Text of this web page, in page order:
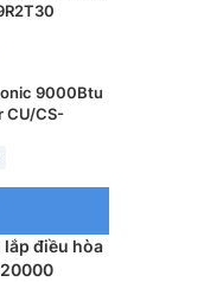
9000Btu
CU/CS-
lắp điều hòa